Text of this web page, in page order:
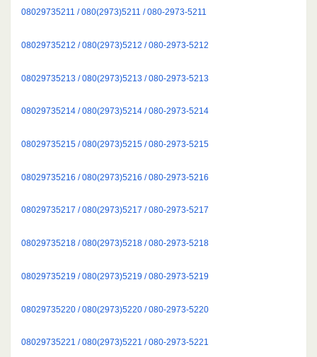
08029735211 / 080(2973)5211 / 080-2973-5211
08029735212 / 080(2973)5212 / 080-2973-5212
08029735213 / 080(2973)5213 / 080-2973-5213
08029735214 / 080(2973)5214 / 080-2973-5214
08029735215 / 080(2973)5215 / 080-2973-5215
08029735216 / 080(2973)5216 / 080-2973-5216
08029735217 / 080(2973)5217 / 080-2973-5217
08029735218 / 080(2973)5218 / 080-2973-5218
08029735219 / 080(2973)5219 / 080-2973-5219
08029735220 / 080(2973)5220 / 080-2973-5220
08029735221 / 080(2973)5221 / 080-2973-5221